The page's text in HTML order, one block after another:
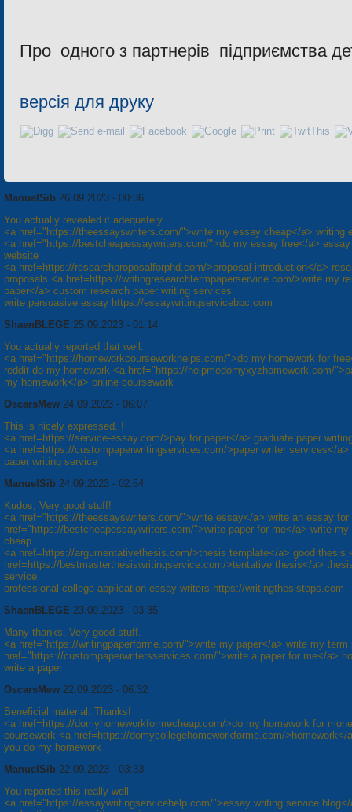
Про одного з партнерів підприємства
версія для друку
ManuelSib 26.09.2023 - 00:36
You actually revealed it adequately.
<a href="https://theessayswriters.com/">write my essay cheap</a> writing
<a href="https://bestcheapessaywriters.com/">do my essay free</a> essay
website
<a href=https://researchproposalforphd.com/>proposal introduction</a>
proposals <a href=https://writingresearchtermpaperservice.com/>write my
paper</a> custom research paper writing services
write persuasive essay https://essaywritingservicebbc.com
ShaenBLEGE 25.09.2023 - 01:14
You actually reported that well.
<a href="https://homeworkcourseworkhelps.com/">do my homework for
reddit do my homework <a href="https://helpmedomyxyzhomework.com/
my homework</a> online coursework
OscarsMew 24.09.2023 - 06:07
This is nicely expressed. !
<a href=https://service-essay.com/>pay for paper</a> graduate paper
<a href=https://custompaperwritingservices.com/>paper writer services</a>
paper writing service
ManuelSib 24.09.2023 - 02:54
Kudos, Very good stuff!
<a href="https://theessayswriters.com/">write essay</a> write an essay for
href="https://bestcheapessaywriters.com/">write paper for me</a> write
cheap
<a href=https://argumentativethesis.com/>thesis template</a> good thesis
href=https://bestmasterthesiswritingservice.com/>tentative thesis</a>
service
professional college application essay writers https://writingthesistops.com
ShaenBLEGE 23.09.2023 - 03:35
Many thanks. Very good stuff.
<a href="https://writingpaperforme.com/">write my paper</a> write my term
href="https://custompaperwritersservices.com/">write a paper for me</a>
write a paper
OscarsMew 22.09.2023 - 06:32
Beneficial material. Thanks!
<a href=https://domyhomeworkformecheap.com/>do my homework for
coursework <a href=https://domycollegehomeworkforme.com/>homework</
you do my homework
ManuelSib 22.09.2023 - 03:33
You reported this really well.
<a href="https://essaywritingservicehelp.com/">essay writing service